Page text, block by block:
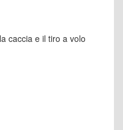
caccia e il tiro a volo